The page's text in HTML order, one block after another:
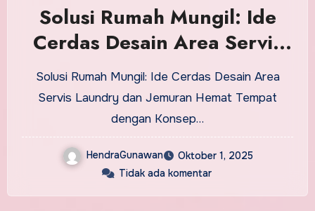
Solusi Rumah Mungil: Ide
Cerdas Desain Area Servis
Laundry dan Jemuran Hemat
Tempat
Solusi Rumah Mungil: Ide Cerdas Desain Area
Servis Laundry dan Jemuran Hemat Tempat
dengan Konsep…
HendraGunawan
Oktober 1, 2025
Tidak ada komentar